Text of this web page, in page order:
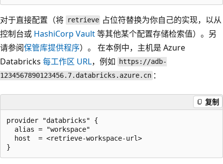
对于直接配置（将 retrieve 占位符替换为你自己的实现，以从
控制台或 HashiCorp Vault等其他某个配置存储检索值）。另
请参阅保管库提供程序）。 在本例中，主机是 Azure
Databricks 每工作区 URL，例如
https://adb-
1234567890123456.7.databricks.azure.cn ：
复制
provider "databricks" {
  alias = "workspace"
  host  = <retrieve-workspace-url>